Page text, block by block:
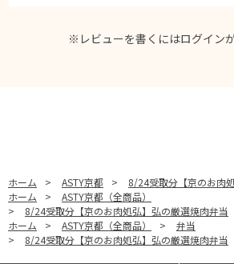
※レビューを書くにはログイン
ホーム > ASTY京都 >
8/24受取分【京のお肉
ホーム
>
ASTY京都（全商品）
>
8/24受取分【京のお肉処弘】弘の厳選焼肉弁当
ホーム
> ASTY京都（全商品） >
弁当
>
8/24受取分【京のお肉処弘】弘の厳選焼肉弁当